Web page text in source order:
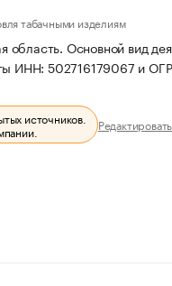
табачными изделиям
Основной вид
ИНН: 502716179067 и
источников.